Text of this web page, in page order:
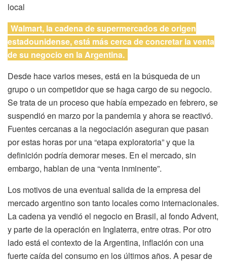
local
Walmart, la cadena de supermercados de origen
estadounidense, está más cerca de concretar la venta
de su negocio en la Argentina.
Desde hace varios meses, está en la búsqueda de un
grupo o un competidor que se haga cargo de su negocio.
Se trata de un proceso que había empezado en febrero, se
suspendió en marzo por la pandemia y ahora se reactivó.
Fuentes cercanas a la negociación aseguran que pasan
por estas horas por una “etapa exploratoria” y que la
definición podría demorar meses. En el mercado, sin
embargo, hablan de una “venta inminente”.
Los motivos de una eventual salida de la empresa del
mercado argentino son tanto locales como internacionales.
La cadena ya vendió el negocio en Brasil, al fondo Advent,
y parte de la operación en Inglaterra, entre otras. Por otro
lado está el contexto de la Argentina, inflación con una
fuerte caída del consumo en los últimos años. A pesar de